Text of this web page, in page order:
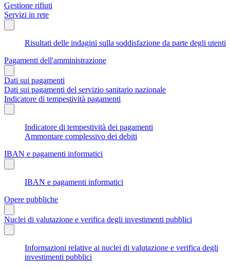
Gestione rifiuti
Servizi in rete
Risultati delle indagini sulla soddisfazione da parte degli utenti
Pagamenti dell'amministrazione
Dati sui pagamenti
Dati sui pagamenti del servizio sanitario nazionale
Indicatore di tempestività pagamenti
Indicatore di tempestività dei pagamenti
Ammontare complessivo dei debiti
IBAN e pagamenti informatici
IBAN e pagamenti informatici
Opere pubbliche
Nuclei di valutazione e verifica degli investimenti pubblici
Informazioni relative ai nuclei di valutazione e verifica degli
investimenti pubblici